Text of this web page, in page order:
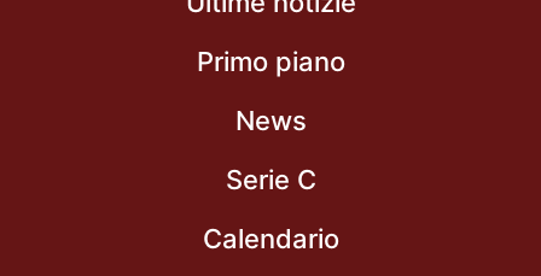
Primo piano
News
Serie C
Calendario